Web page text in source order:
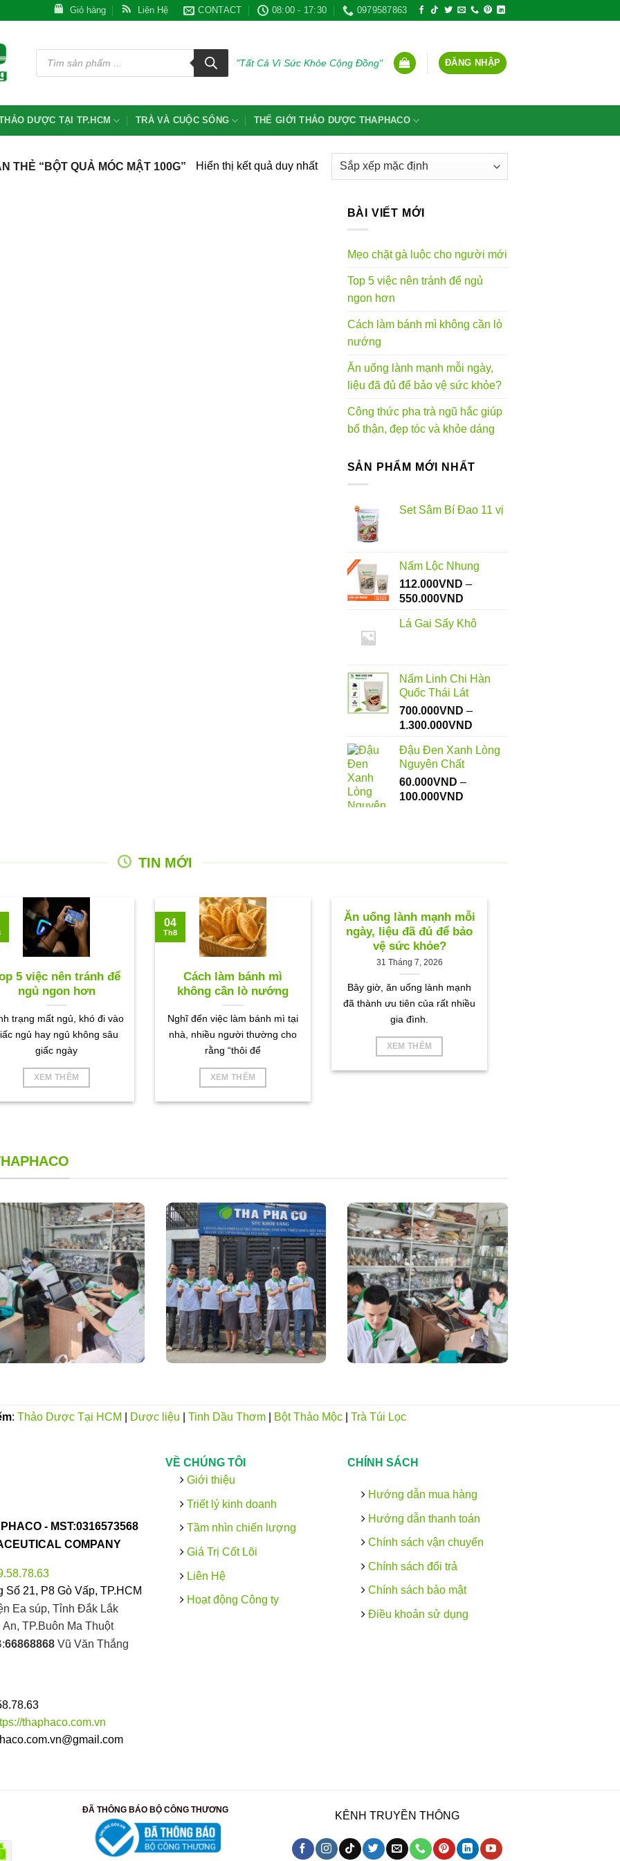
Giỏ hàng Liên Hệ CONTACT 08:00 - 17:30 0979587863
Tìm
kiếm
phẩm
"Tất Cả Vì Sức Khỏe Cộng Đồng" ĐĂNG NHẬP
DƯỢC TẠI TP.HCM TRÀ VÀ CUỘC SỐNG THẾ GIỚI THẢO DƯỢC THAPHACO
THẺ “BỘT QUẢ MÓC MẬT 100G” Hiển thị kết quả duy nhất
BÀI VIẾT MỚI
Mẹo chặt gà luộc cho người mới
Top 5 việc nên tránh để ngủ
ngon hơn
Cách làm bánh mì không cần lò
nướng
Ăn uống lành mạnh mỗi ngày,
liệu đã đủ để bảo vệ sức khỏe?
Công thức pha trà ngũ hắc giúp
bổ thận, đẹp tóc và khỏe dáng
SẢN PHẨM MỚI NHẤT
Set Sâm Bí Đao 11 vị
Nấm Lộc Nhung
112.000VND –
550.000VNDKhoảng
từ
Lá Gai Sấy Khô
Nấm Linh Chi Hàn
Quốc Thái Lát
700.000VND –
1.300.000VNDKhoảng
từ
Đậu Đen Xanh Lòng
Nguyên Chất
60.000VND –
100.000VNDKhoảng
TIN MỚI
5 việc nên tránh để
ngủ ngon hơn
trạng mất ngủ, khó đi vào
ngủ hay ngủ không sâu
giấc ngày
XEM THÊM
Cách làm bánh mì
không cần lò nướng
Nghĩ đến việc làm bánh mì tại
nhà, nhiều người thường cho
rằng “thôi để
XEM THÊM
04
Th8
Ăn uống lành mạnh mỗi
ngày, liệu đã đủ để bảo
vệ sức khỏe?
31 Tháng 7, 2026
Bây giờ, ăn uống lành mạnh
đã thành ưu tiên của rất nhiều
gia đình.
XEM THÊM
: Thảo Dược Tại HCM Dược liệu Tinh Dầu Thơm| Bột Thảo Mộc| Trà Túi Lọc
-MST:0316573568
COMPANY
21, P8 Gò Vấp, TP.HCM
Ea súp, Tỉnh Đắk Lắk
TP.Buôn Ma Thuột
66868868Vũ Văn Thắng
thaphaco.com.vn
VỀ CHÚNG TÔI
Giới thiệu
Triết lý kinh doanh
Tầm nhìn chiến lượng
Giá Trị Cốt Lõi
Liên Hệ
Hoạt động Công ty
CHÍNH SÁCH
Hướng dẫn mua hàng
Hướng dẫn thanh toán
Chính sách vận chuyển
Chính sách đổi trả
Chính sách bảo mật
Điều khoản sử dụng
ĐÃ THÔNG BÁO BỘ CÔNG THƯƠNG KÊNH TRUYỀN THÔNG